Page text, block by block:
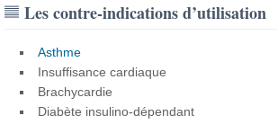
Les contre-indications d’utilisation
Asthme
Insuffisance cardiaque
Brachycardie
Diabète insulino-dépendant